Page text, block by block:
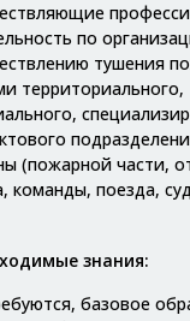
по
тушения
территориального,
(пожарной части,
команды, поезда,
знания:
базовое